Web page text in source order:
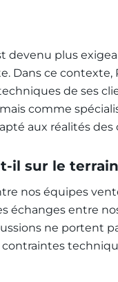
devenu plus
Dans ce contexte,
de ses
comme
aux réalités des
il sur le
nos équipes
échanges entre
ne portent